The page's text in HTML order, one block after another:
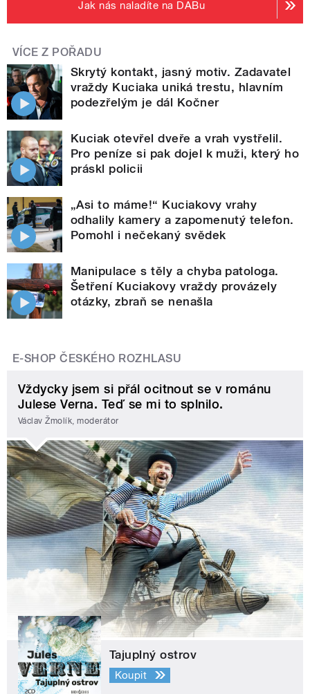
Jak nás naladíte na DABu
VÍCE Z POŘADU
Skrytý kontakt, jasný motiv. Zadavatel
vraždy Kuciaka uniká trestu, hlavním
podezřelým je dál Kočner
Kuciak otevřel dveře a vrah vystřelil.
Pro peníze si pak dojel k muži, který ho
práskl policii
„Asi to máme!“ Kuciakovy vrahy
odhalily kamery a zapomenutý telefon.
Pomohl i nečekaný svědek
Manipulace s těly a chyba patologa.
Šetření Kuciakovy vraždy provázely
otázky, zbraň se nenašla
E-SHOP ČESKÉHO ROZHLASU
Vždycky jsem si přál ocitnout se v románu
Julese Verna. Teď se mi to splnilo.
Václav Žmolík, moderátor
Tajuplný ostrov
Koupit